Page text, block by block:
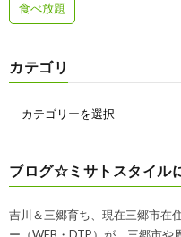
食べ放題
カテゴリ
ブログ☆ミサトスタイル
吉川＆三郷育ち、現在三郷市在